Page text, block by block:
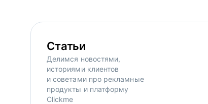
Статьи
Делимся новостями,
историями клиентов
и советами про рекламные
продукты и платформу
Clickme